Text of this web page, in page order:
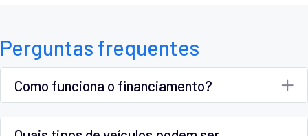
Perguntas frequentes
Como funciona o financiamento?